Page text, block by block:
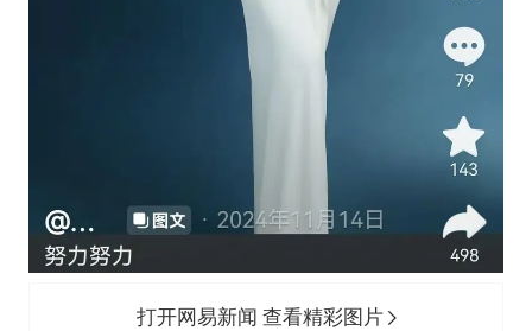
打开网易新闻 查看精彩图片